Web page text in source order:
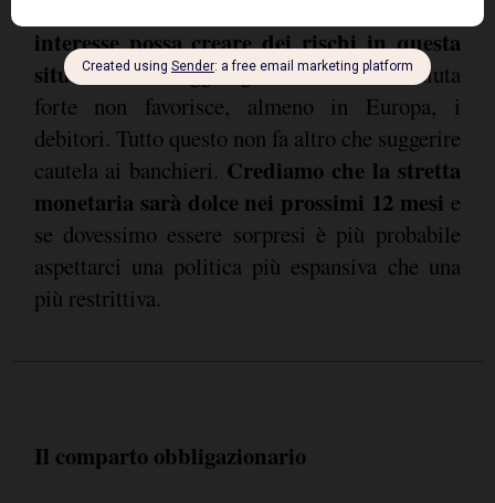
interesse possa creare dei rischi in questa
situazione. Si aggiunga anche che la valuta
forte non favorisce, almeno in Europa, i
debitori. Tutto questo non fa altro che suggerire
cautela ai banchieri. Crediamo che la stretta
monetaria sarà dolce nei prossimi 12 mesi e
se dovessimo essere sorpresi è più probabile
aspettarci una politica più espansiva che una
più restrittiva.
Il comparto obbligazionario